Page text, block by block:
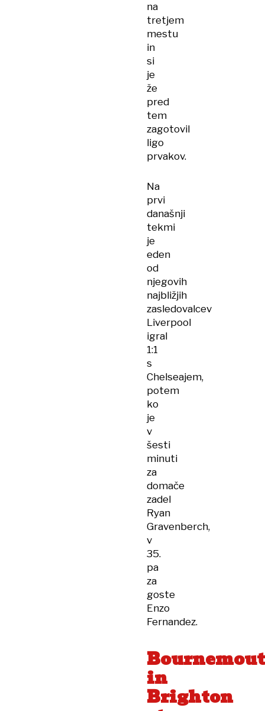
na
tretjem
mestu
in
si
je
že
pred
tem
zagotovil
ligo
prvakov.
Na
prvi
današnji
tekmi
je
eden
od
njegovih
najbližjih
zasledovalcev
Liverpool
igral
1:1
s
Chelseajem,
potem
ko
je
v
šesti
minuti
za
domače
zadel
Ryan
Gravenberch,
v
35.
pa
za
goste
Enzo
Fernandez.
in
Brighton